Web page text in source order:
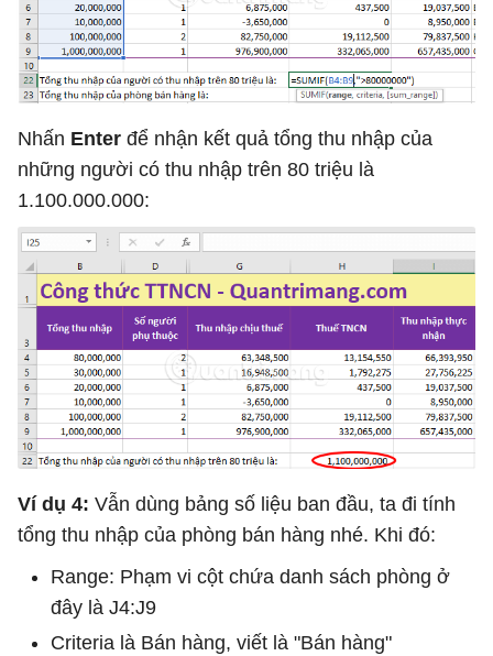
Nhấn Enter để nhận kết quả tổng thu nhập của
những người có thu nhập trên 80 triệu là
1.100.000.000:
Ví dụ 4: Vẫn dùng bảng số liệu ban đầu, ta đi tính
tổng thu nhập của phòng bán hàng nhé. Khi đó:
Range: Phạm vi cột chứa danh sách phòng ở
đây là J4:J9
Criteria là Bán hàng, viết là "Bán hàng"